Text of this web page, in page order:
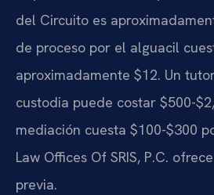
del Circuito es
de proceso por el alguacil
aproximadamente $12. Un
custodia puede costar $500-
mediación cuesta $100-$300
Law Offices Of SRIS, P.C.
previa.